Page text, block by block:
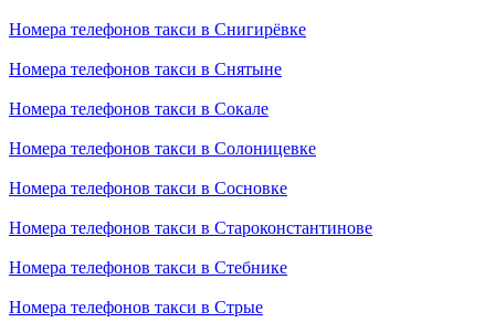
Номера телефонов такси в Снигирёвке
Номера телефонов такси в Снятыне
Номера телефонов такси в Сокале
Номера телефонов такси в Солоницевке
Номера телефонов такси в Сосновке
Номера телефонов такси в Староконстантинове
Номера телефонов такси в Стебнике
Номера телефонов такси в Стрые